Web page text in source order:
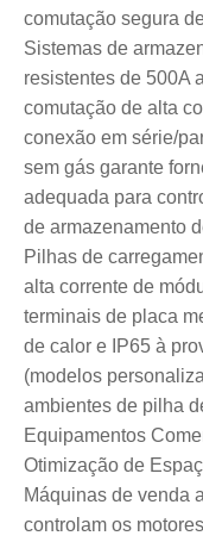
comutação segura
Sistemas de
resistentes de 500A
comutação de alta
conexão em série/
sem gás garante
adequada para
de armazenamento
Pilhas de
alta corrente de
terminais de placa
de calor e IP65 à
(modelos
ambientes de pilha
Equipamentos
Otimização de
Máquinas de venda
controlam os